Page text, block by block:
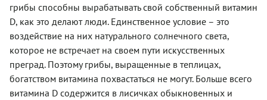
грибы способны вырабатывать свой собственный витамин
D, как это делают люди. Единственное условие – это
воздействие на них натурального солнечного света,
которое не встречает на своем пути искусственных
преград. Поэтому грибы, выращенные в теплицах,
богатством витамина похвастаться не могут. Больше всего
витамина D содержится в лисичках обыкновенных и